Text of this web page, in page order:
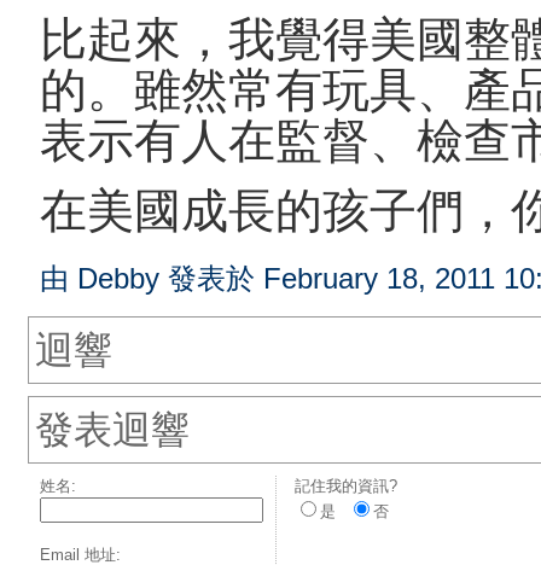
比起來，我覺得美國整
的。雖然常有玩具、產
表示有人在監督、檢查
在美國成長的孩子們，
由 Debby 發表於 February 18, 2011
迴響
發表迴響
姓名:
Email 地址:
記住我的資訊?
是
否